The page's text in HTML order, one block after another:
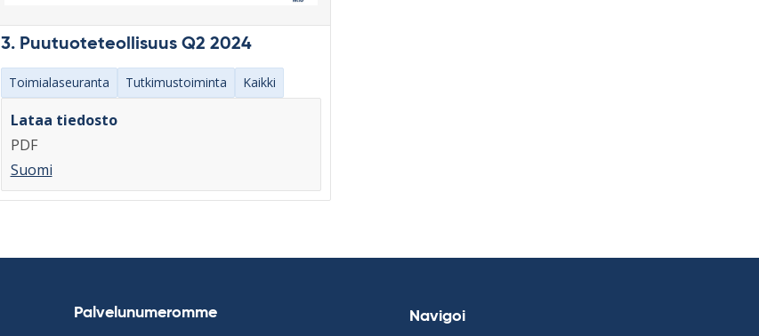
3. Puutuoteteollisuus Q2 2024
Toimialaseuranta Tutkimustoiminta Kaikki
Lataa tiedosto
PDF
Suomi
Palvelunumeromme Navigoi